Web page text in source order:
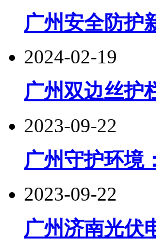
广州安全防护
2024-02-19
广州双边丝护
2023-09-22
广州守护环境
2023-09-22
广州济南光伏